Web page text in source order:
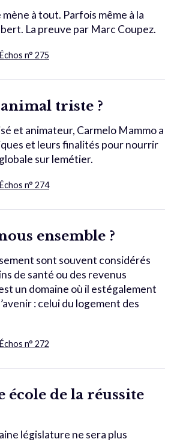
mène à tout. Parfois même à la
La preuve par Marc Coupez.
n° 275
triste ?
et animateur, Carmelo Mammo a
et leurs finalités pour nourrir
sur lemétier.
n° 274
ensemble ?
sont souvent considérés
de santé ou des revenus
un domaine où il estégalement
: celui du logement des
n° 272
école de la réussite
législature ne sera plus